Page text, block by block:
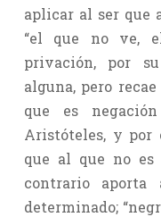
aplicar al ser que
“el que no ve,
privación, por
alguna, pero
que es
Aristóteles, y por
que al que no
contrario
determinado;